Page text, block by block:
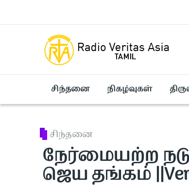
சிந்தனை நிகழ்வுகள்
சிந்தனை
நேர்மையற்ற
ஜெய தங்கம்